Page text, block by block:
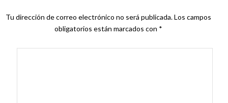
Tu dirección de correo electrónico no será publicada.Los campos
obligatorios están marcados con *